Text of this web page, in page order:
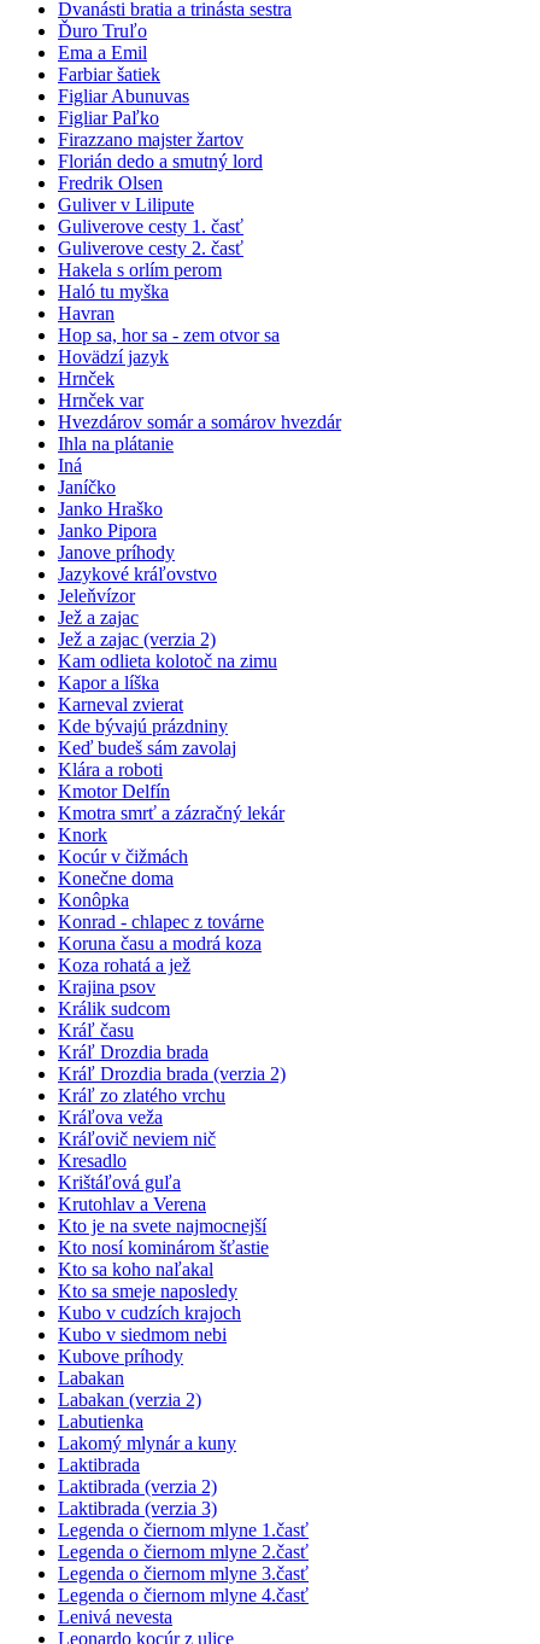
Dvanásti bratia a trinásta sestra
Ďuro Truľo
Ema a Emil
Farbiar šatiek
Figliar Abunuvas
Figliar Paľko
Firazzano majster žartov
Florián dedo a smutný lord
Fredrik Olsen
Guliver v Lilipute
Guliverove cesty 1. časť
Guliverove cesty 2. časť
Hakela s orlím perom
Haló tu myška
Havran
Hop sa, hor sa - zem otvor sa
Hovädzí jazyk
Hrnček
Hrnček var
Hvezdárov somár a somárov hvezdár
Ihla na plátanie
Iná
Janíčko
Janko Hraško
Janko Pipora
Janove príhody
Jazykové kráľovstvo
Jeleňvízor
Jež a zajac
Jež a zajac (verzia 2)
Kam odlieta kolotoč na zimu
Kapor a líška
Karneval zvierat
Kde bývajú prázdniny
Keď budeš sám zavolaj
Klára a roboti
Kmotor Delfín
Kmotra smrť a zázračný lekár
Knork
Kocúr v čižmách
Konečne doma
Konôpka
Konrad - chlapec z továrne
Koruna času a modrá koza
Koza rohatá a jež
Krajina psov
Králik sudcom
Kráľ času
Kráľ Drozdia brada
Kráľ Drozdia brada (verzia 2)
Kráľ zo zlatého vrchu
Kráľova veža
Kráľovič neviem nič
Kresadlo
Krištáľová guľa
Krutohlav a Verena
Kto je na svete najmocnejší
Kto nosí kominárom šťastie
Kto sa koho naľakal
Kto sa smeje naposledy
Kubo v cudzích krajoch
Kubo v siedmom nebi
Kubove príhody
Labakan
Labakan (verzia 2)
Labutienka
Lakomý mlynár a kuny
Laktibrada
Laktibrada (verzia 2)
Laktibrada (verzia 3)
Legenda o čiernom mlyne 1.časť
Legenda o čiernom mlyne 2.časť
Legenda o čiernom mlyne 3.časť
Legenda o čiernom mlyne 4.časť
Lenivá nevesta
Leonardo kocúr z ulice